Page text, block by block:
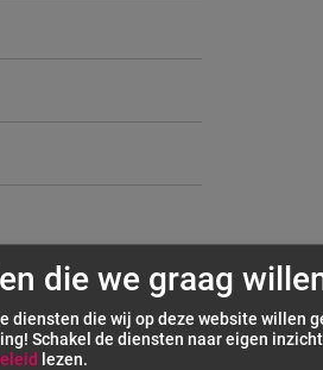
die we graag
diensten die wij op deze website willen
Schakel de diensten naar eigen
lezen.